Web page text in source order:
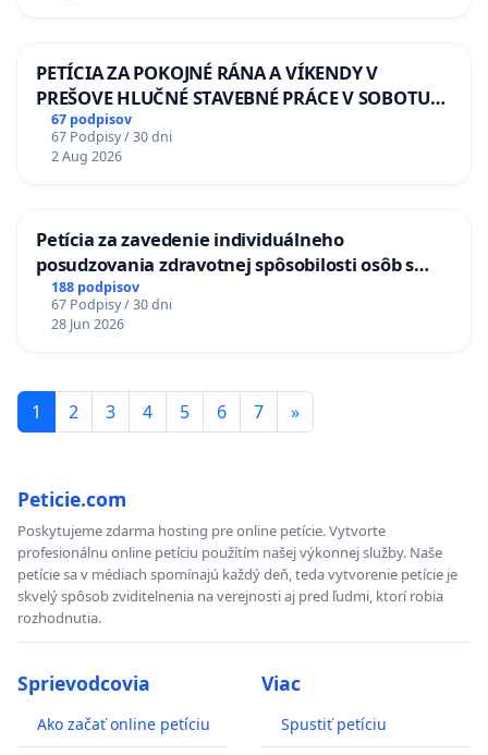
PETÍCIA ZA POKOJNÉ RÁNA A VÍKENDY V
PREŠOVE HLUČNÉ STAVEBNÉ PRÁCE V SOBOTU
LEN OD 9.00 DO 13.00 HOD., CEZ PRACOVNÝ
TÝŽDEŇ CIEĽ 8.00 – 18.00 HOD. A PRAVIDELNÁ
KONTROLA STAVBY C-AREA NA
67 podpisov
67 Podpisy / 30 dni
2 Aug 2026
Petícia za zavedenie individuálneho
posudzovania zdravotnej spôsobilosti osôb s
diabetom 1. a 2. typu pri prijímaní do
Policajného zboru SR
188 podpisov
67 Podpisy / 30 dni
28 Jun 2026
1 2 3 4 5 6 7 »
Peticie.com
Poskytujeme zdarma hosting pre online petície. Vytvorte
profesionálnu online petíciu použítím našej výkonnej služby. Naše
petície sa v médiach spomínajú každý deň, teda vytvorenie petície je
skvelý spôsob zviditelnenia na verejnosti aj pred ľudmi, ktorí robia
rozhodnutia.
Sprievodcovia
Ako začať online petíciu
Viac
Spustiť petíciu